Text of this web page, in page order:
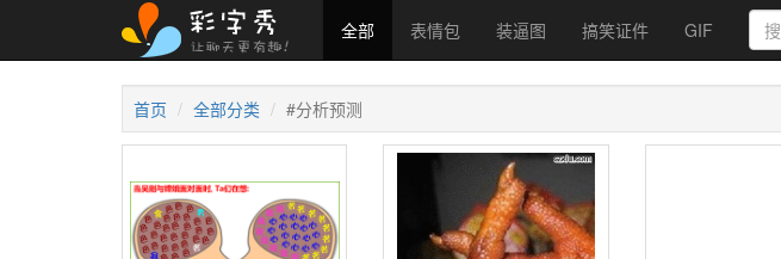
全部 表情包 装逼图 搞笑证件 GIF
首页 全部分类 #分析预测